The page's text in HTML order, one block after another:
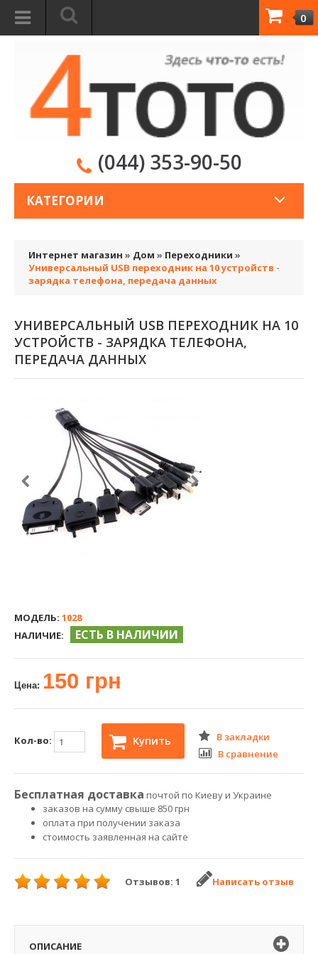
0
(044) 353-90-50
КАТЕГОРИИ
Интернет магазин » Дом » Переходники »
Универсальный USB переходник на 10 устройств -
зарядка телефона, передача данных
УНИВЕРСАЛЬНЫЙ USB ПЕРЕХОДНИК НА 10
УСТРОЙСТВ - ЗАРЯДКА ТЕЛЕФОНА,
ПЕРЕДАЧА ДАННЫХ
МОДЕЛЬ: 1028
НАЛИЧИЕ:
ЕСТЬ В НАЛИЧИИ
Цена: 150 грн
Кол-во: Купить
В закладки
В сравнение
Бесплатная доставка почтой по Киеву и Украине
заказов на сумму свыше 850 грн
оплата при получении заказа
стоимость заявленная на сайте
Отзывов: 1 Написать отзыв
ОПИСАНИЕ